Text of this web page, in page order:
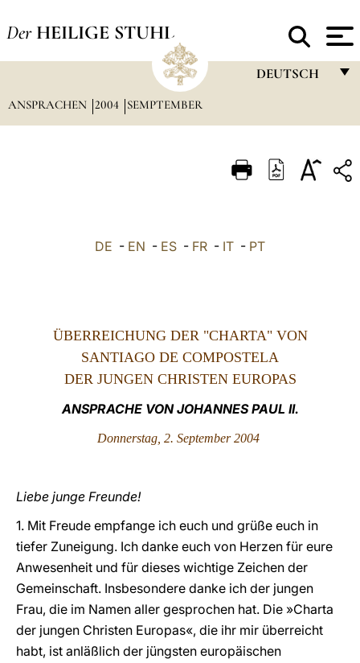
Der HEILIGE STUHL
DEUTSCH
ITALIANO
中文
LATINE
ANSPRACHEN 2004 SEMPTEMBER
DE - EN - ES - FR - IT - PT
ÜBERREICHUNG DER "CHARTA" VON
SANTIAGO DE COMPOSTELA
DER JUNGEN CHRISTEN EUROPAS
ANSPRACHE VON JOHANNES PAUL II.
Donnerstag, 2. September 2004
Liebe junge Freunde!
1. Mit Freude empfange ich euch und grüße euch in
tiefer Zuneigung. Ich danke euch von Herzen für eure
Anwesenheit und für dieses wichtige Zeichen der
Gemeinschaft. Insbesondere danke ich der jungen
Frau, die im Namen aller gesprochen hat. Die »Charta
der jungen Christen Europas«, die ihr mir überreicht
habt, ist anläßlich der jüngsten europäischen